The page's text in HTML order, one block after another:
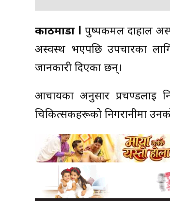
काठमाडौं l पुष्पकमल दाहाल
अस्वस्थ भएपछि उपचारका
जानकारी दिएका छन्।
आचार्यका अनुसार प्रचण्डलाई
चिकित्सकहरूको निगरानीमा